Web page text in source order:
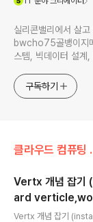
실리콘밸리에서 살
bwcho75골뱅이지
스템, 빅데이터 설
한 기술 멘토링과 강의 진행
https://
구독하기
클라우
Vertx 개념 잡
ard
Vertx 개념 잡기